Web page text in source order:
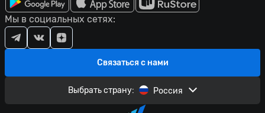
Связаться с нами
Мы в социальных сетях:
Выбрать страну: Россия